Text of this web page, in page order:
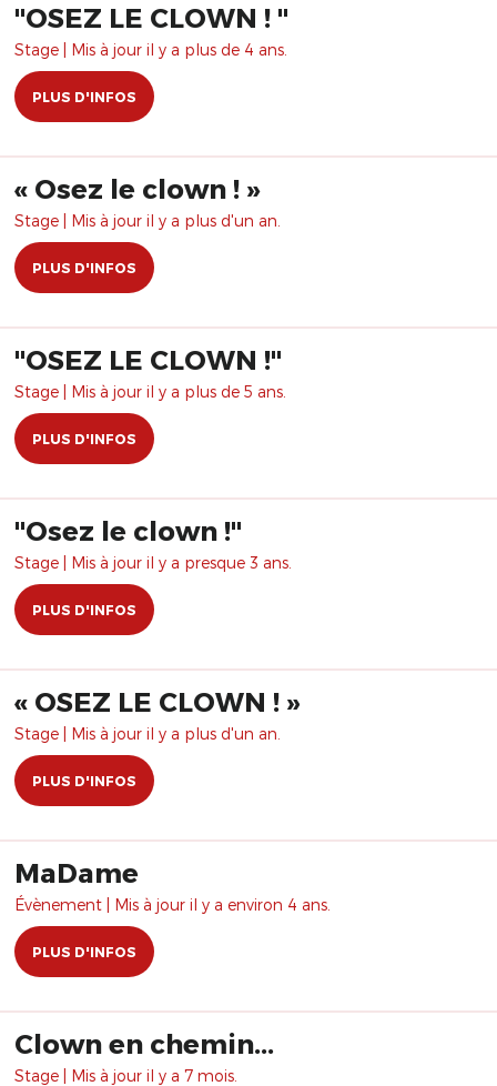
"OSEZ LE CLOWN ! "
Stage | Mis à jour il y a plus de 4 ans.
PLUS D'INFOS
​« Osez le clown ! »
Stage | Mis à jour il y a plus d'un an.
PLUS D'INFOS
"OSEZ LE CLOWN !"
Stage | Mis à jour il y a plus de 5 ans.
PLUS D'INFOS
​"Osez le clown !"
Stage | Mis à jour il y a presque 3 ans.
PLUS D'INFOS
« OSEZ LE CLOWN ! »
Stage | Mis à jour il y a plus d'un an.
PLUS D'INFOS
MaDame
Évènement | Mis à jour il y a environ 4 ans.
PLUS D'INFOS
Clown en chemin...
Stage | Mis à jour il y a 7 mois.